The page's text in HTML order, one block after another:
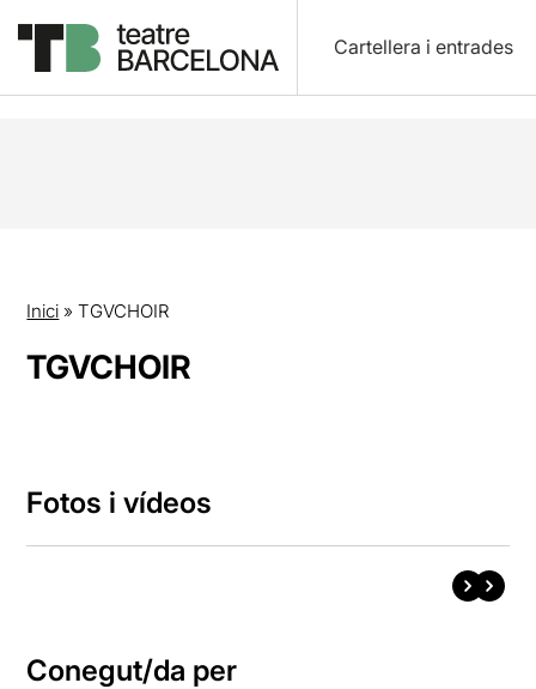
Cartellera i entrades
Inici »TGVCHOIR
TGVCHOIR
Fotos i vídeos
Conegut/da per